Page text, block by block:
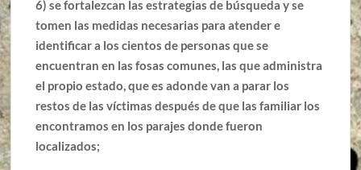
6) se fortalezcan las estrategias de búsqueda y se
tomen las medidas necesarias para atender e
identificar a los cientos de personas que se
encuentran en las fosas comunes, las que administra
el propio estado, que es adonde van a parar los
restos de las víctimas después de que las familiar los
encontramos en los parajes donde fueron
localizados;